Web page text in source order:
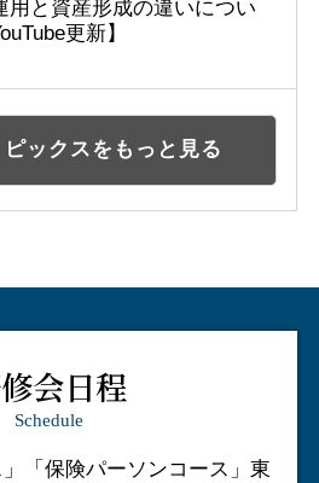
用と資産形成の違いについ
更新】
ックスをもっと見る
会日程
Schedule
」「保険パーソンコース」東